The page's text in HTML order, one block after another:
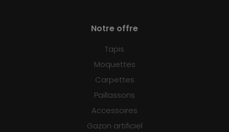
Notre offre
Tapis
Moquettes
Carpettes
Paillassons
Accessoires
Gazon artificiel